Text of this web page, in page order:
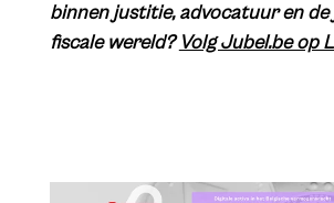
binnen justitie, advocatuur en
fiscale wereld?Volg Jubel.be op